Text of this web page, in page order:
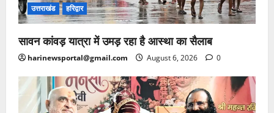
उत्तराखंड हरिद्वार
सावन कांवड़ यात्रा में उमड़ रहा है आस्था का सैलाब
harinewsportal@gmail.com August 6, 2026 0